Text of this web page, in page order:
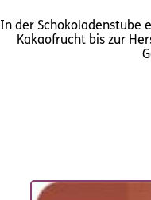
In der Schokoladenstube
Kakaofrucht bis zur